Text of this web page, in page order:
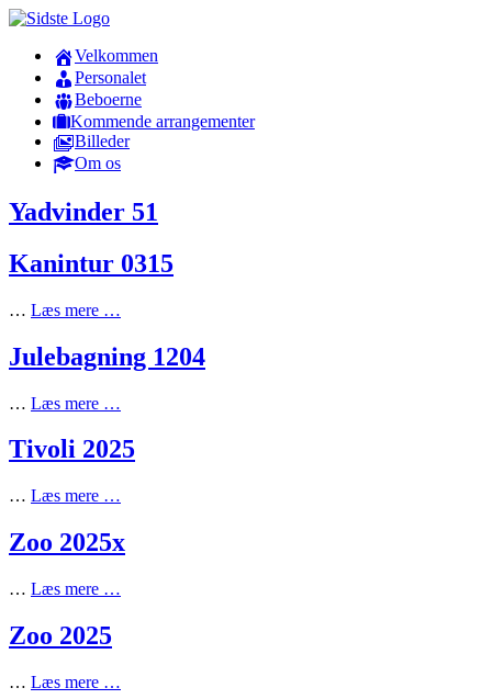
Velkommen
Personalet
Beboerne
Kommende arrangementer
Billeder
Om os
Yadvinder 51
Kanintur 0315
… Læs mere …
Julebagning 1204
… Læs mere …
Tivoli 2025
… Læs mere …
Zoo 2025x
… Læs mere …
Zoo 2025
… Læs mere …